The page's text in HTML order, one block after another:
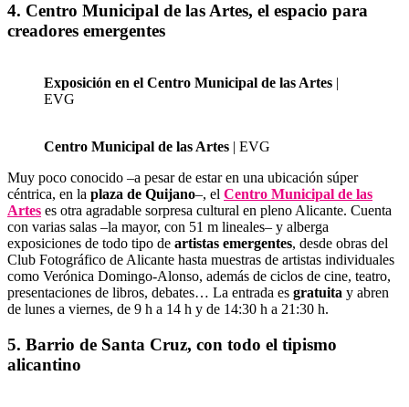
4. Centro Municipal de las Artes, el espacio para
creadores emergentes
Exposición en el Centro Municipal de las Artes |
EVG
Centro Municipal de las Artes | EVG
Muy poco conocido –a pesar de estar en una ubicación súper
céntrica, en la plaza de Quijano–, el Centro Municipal de las
Artes es otra agradable sorpresa cultural en pleno Alicante. Cuenta
con varias salas –la mayor, con 51 m lineales– y alberga
exposiciones de todo tipo de artistas emergentes, desde obras del
Club Fotográfico de Alicante hasta muestras de artistas individuales
como Verónica Domingo-Alonso, además de ciclos de cine, teatro,
presentaciones de libros, debates… La entrada es gratuita y abren
de lunes a viernes, de 9 h a 14 h y de 14:30 h a 21:30 h.
5. Barrio de Santa Cruz, con todo el tipismo
alicantino